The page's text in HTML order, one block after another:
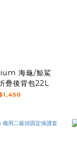
海龜/鯨鯊
疊後背包22L